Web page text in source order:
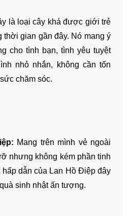
là loại cây khá được giới trẻ
thời gian gần đây. Nó mang ý
cho tình bạn, tình yêu tuyệt
nhỏ nhắn, không cần tốn
chăm sóc.
Mang trên mình vẻ ngoài
nhưng không kém phần tinh
dẫn của Lan Hồ Điệp đây
sinh nhật ấn tượng.